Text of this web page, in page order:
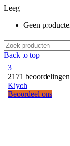
Leeg
Geen
Back to top